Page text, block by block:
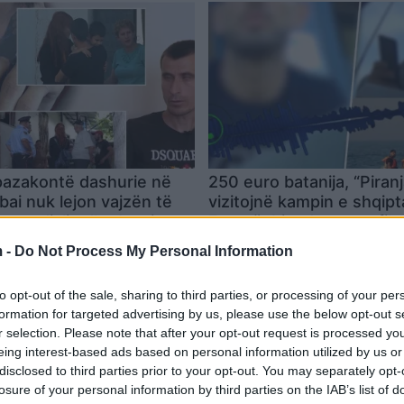
- Do Not Process My Personal Information
opt-out of the sale, sharing to third parties, or processing of your
for targeted advertising by us, please use the below opt-out
selection. Please note that after your opt-out request is processed
interest-based ads based on personal information utilized by us
to third parties prior to your opt-out. You may separately
of your personal information by third parties on the IAB’s list of
dashurie në
nuk lejon vajzën të
me djalin dhe burrin
2022
250 euro batanija,
vizitojnë kampin e
Francë, biseda me
Vlora që u “premton”
klandestinëve ëndrrën
schedule 21:53 / 02/10/2022